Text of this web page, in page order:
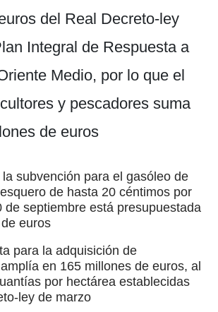
del Real Decreto-ley
Integral de Respuesta a
Medio, por lo que el
y pescadores suma
de euros
subvención para el gasóleo de
de hasta 20 céntimos por
de septiembre está presupuestada
euros
para la adquisición de
en 165 millones de euros, al
por hectárea establecidas
ley de marzo